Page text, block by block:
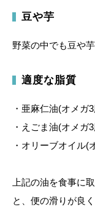
豆や芋
野菜の中でも豆や
適度な脂質
・亜麻仁油(オメガ
・えごま油(オメガ
・オリーブオイル(
上記の油を食事に
と、便の滑りが良く